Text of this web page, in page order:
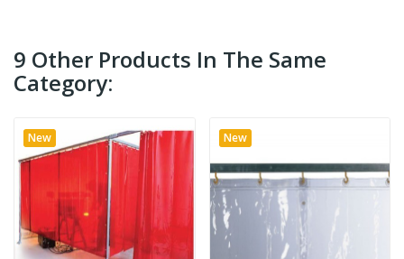
9 Other Products In The Same
Category:
New New